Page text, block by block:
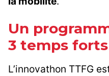
Un
3 temps forts
L’innovathon TTFG